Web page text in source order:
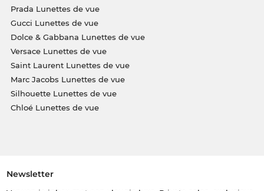
Prada Lunettes de vue
Gucci Lunettes de vue
Dolce & Gabbana Lunettes de vue
Versace Lunettes de vue
Saint Laurent Lunettes de vue
Marc Jacobs Lunettes de vue
Silhouette Lunettes de vue
Chloé Lunettes de vue
Newsletter